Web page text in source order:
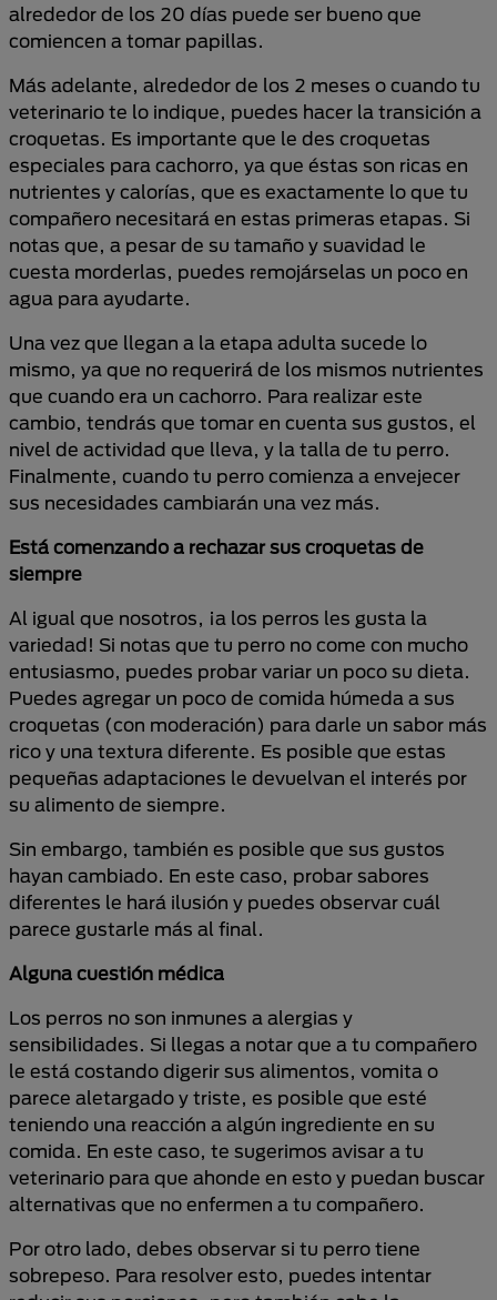
alrededor de los 20 días puede ser bueno que
comiencen a tomar papillas.
Más adelante, alrededor de los 2 meses o cuando tu
veterinario te lo indique, puedes hacer la transición a
croquetas. Es importante que le des croquetas
especiales para cachorro, ya que éstas son ricas en
nutrientes y calorías, que es exactamente lo que tu
compañero necesitará en estas primeras etapas. Si
notas que, a pesar de su tamaño y suavidad le
cuesta morderlas, puedes remojárselas un poco en
agua para ayudarte.
Una vez que llegan a la etapa adulta sucede lo
mismo, ya que no requerirá de los mismos nutrientes
que cuando era un cachorro. Para realizar este
cambio, tendrás que tomar en cuenta sus gustos, el
nivel de actividad que lleva, y la talla de tu perro.
Finalmente, cuando tu perro comienza a envejecer
sus necesidades cambiarán una vez más.
Está comenzando a rechazar sus croquetas de
siempre
Al igual que nosotros, ¡a los perros les gusta la
variedad! Si notas que tu perro no come con mucho
entusiasmo, puedes probar variar un poco su dieta.
Puedes agregar un poco de comida húmeda a sus
croquetas (con moderación) para darle un sabor más
rico y una textura diferente. Es posible que estas
pequeñas adaptaciones le devuelvan el interés por
su alimento de siempre.
Sin embargo, también es posible que sus gustos
hayan cambiado. En este caso, probar sabores
diferentes le hará ilusión y puedes observar cuál
parece gustarle más al final.
Alguna cuestión médica
Los perros no son inmunes a alergias y
sensibilidades. Si llegas a notar que a tu compañero
le está costando digerir sus alimentos, vomita o
parece aletargado y triste, es posible que esté
teniendo una reacción a algún ingrediente en su
comida. En este caso, te sugerimos avisar a tu
veterinario para que ahonde en esto y puedan buscar
alternativas que no enfermen a tu compañero.
Por otro lado, debes observar si tu perro tiene
sobrepeso. Para resolver esto, puedes intentar